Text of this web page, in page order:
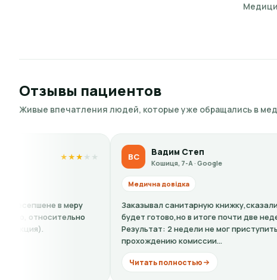
Отзывы пациентов
Живые впечатления людей, которые уже обращались в
Вадим Степ
Кошиця, 7-А · Google
★
Заказывал санитарную книжку,сказали: 4 дня и все
будет готово,но в итоге почти две недели.
Результат: 2 недели не мог приступить к работе. А к
прохождению комиссии...